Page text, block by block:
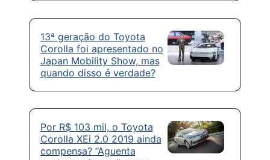
13ª geração do Toyota
Corolla foi apresentado no
Japan Mobility Show, mas
quando disso é verdade?
Por R$ 103 mil, o Toyota
Corolla XEi 2.0 2019 ainda
compensa? “Aguenta